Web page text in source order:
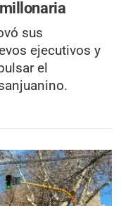
sus
ejecutivos y
el